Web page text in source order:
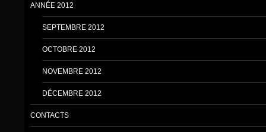
ANNÉE 2012
SEPTEMBRE 2012
OCTOBRE 2012
NOVEMBRE 2012
DÉCEMBRE 2012
CONTACTS